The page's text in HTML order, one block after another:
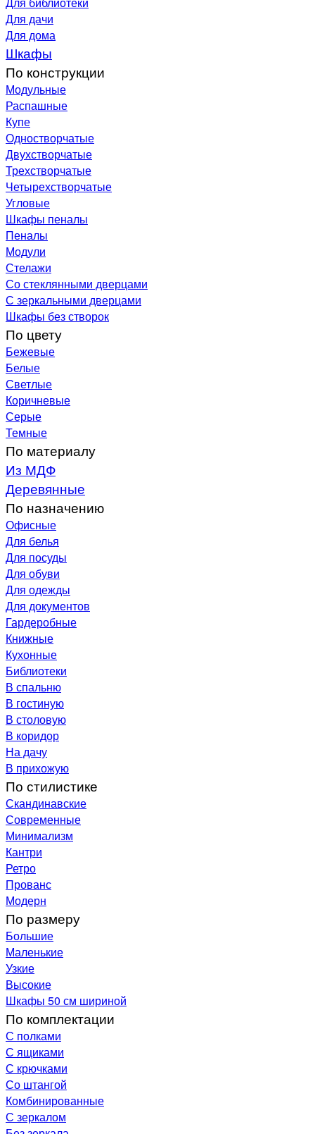
Для дачи
Для дома
Шкафы
По конструкции
Модульные
Распашные
Купе
Одностворчатые
Двухстворчатые
Трехстворчатые
Четырехстворчатые
Угловые
Шкафы пеналы
Пеналы
Модули
Стелажи
Со стеклянными дверцами
С зеркальными дверцами
Шкафы без створок
По цвету
Бежевые
Белые
Светлые
Коричневые
Серые
Темные
По материалу
Из МДФ
Деревянные
По назначению
Офисные
Для белья
Для посуды
Для обуви
Для одежды
Для документов
Гардеробные
Книжные
Кухонные
Библиотеки
В спальню
В гостиную
В столовую
В коридор
На дачу
В прихожую
По стилистике
Скандинавские
Современные
Минимализм
Кантри
Ретро
Прованс
Модерн
По размеру
Большие
Маленькие
Узкие
Высокие
Шкафы 50 см шириной
По комплектации
С полками
С ящиками
С крючками
Со штангой
Комбинированные
С зеркалом